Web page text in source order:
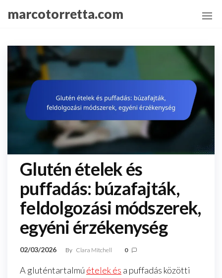
content
marcotorretta.com
Glutén ételek és
puffadás: búzafajták,
feldolgozási módszerek,
egyéni érzékenység
02/03/2026 By Clara Mitchell 0
A gluténtartalmú ételek és a puffadás közötti